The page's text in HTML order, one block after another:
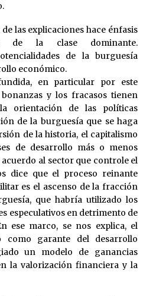
las explicaciones hace énfasis
de la clase dominante.
de la burguesía
económico.
en particular por este
y los fracasos tienen
orientación de las políticas
de la burguesía que se haga
de la historia, el capitalismo
de desarrollo más o menos
al sector que controle el
dice que el proceso reinante
es el ascenso de la fracción
que habría utilizado los
especulativos en detrimento de
ese marco, se nos explica, el
como garante del desarrollo
un modelo de ganancias
la valorización financiera y la